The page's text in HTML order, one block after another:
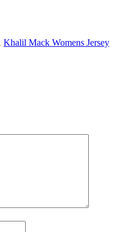
Khalil Mack Womens Jersey